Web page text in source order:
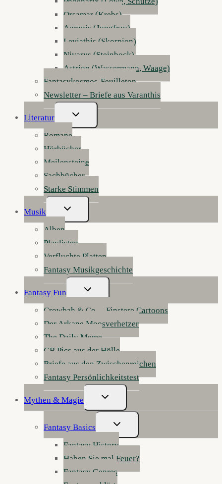
Orsamar (Krebs)
Aurapis (Jungfrau)
Leviathis (Skorpion)
Nivarys (Steinbock)
Astrion (Wassermann, Waage)
Fantasykosmos-Feuilleton
Newsletter – Briefe aus Varanthis
Literatur
Untermenü
Umschalten
Romane
Hörbücher
Meilensteine
Sachbücher
Starke Stimmen
Musik
Untermenü
Umschalten
Alben
Playlisten
Verfluchte Platten
Fantasy Musikgeschichte
Fantasy Fun
Untermenü
Umschalten
Crowbah & Co. – Finstere Cartoons
Der Arkane Moosverhetzer
The Daily Meme
GB Pics aus der Hölle
Briefe aus den Zwischenreichen
Fantasy Persönlichkeitstest
Mythen & Magie
Untermenü
Umschalten
Fantasy Basics
Untermenü
Umschalten
Fantasy History
Haben Sie mal Feuer?
Fantasy Genres